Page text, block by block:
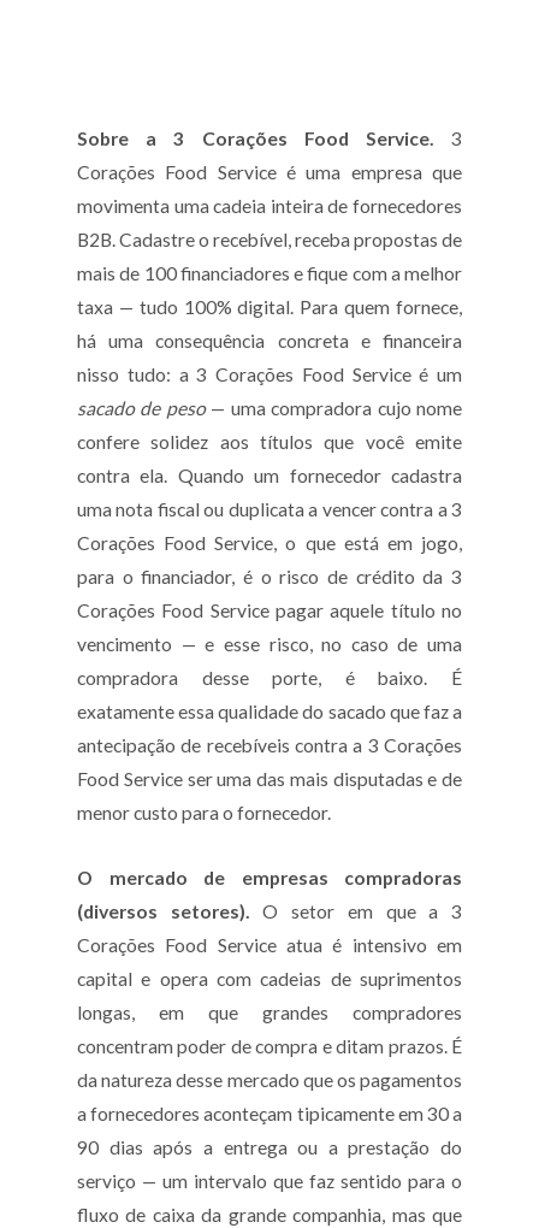
Sobre a 3 Corações Food Service. 3
Corações Food Service é uma empresa que
movimenta uma cadeia inteira de fornecedores
B2B. Cadastre o recebível, receba propostas de
mais de 100 financiadores e fique com a melhor
taxa — tudo 100% digital. Para quem fornece,
há uma consequência concreta e financeira
nisso tudo: a 3 Corações Food Service é um
sacado de peso— uma compradora cujo nome
confere solidez aos títulos que você emite
contra ela. Quando um fornecedor cadastra
uma nota fiscal ou duplicata a vencer contra a 3
Corações Food Service, o que está em jogo,
para o financiador, é o risco de crédito da 3
Corações Food Service pagar aquele título no
vencimento — e esse risco, no caso de uma
compradora desse porte, é baixo. É
exatamente essa qualidade do sacado que faz a
antecipação de recebíveis contra a 3 Corações
Food Service ser uma das mais disputadas e de
menor custo para o fornecedor.
O mercado de empresas compradoras
(diversos setores). O setor em que a 3
Corações Food Service atua é intensivo em
capital e opera com cadeias de suprimentos
longas, em que grandes compradores
concentram poder de compra e ditam prazos. É
da natureza desse mercado que os pagamentos
a fornecedores aconteçam tipicamente em 30 a
90 dias após a entrega ou a prestação do
serviço — um intervalo que faz sentido para o
fluxo de caixa da grande companhia, mas que